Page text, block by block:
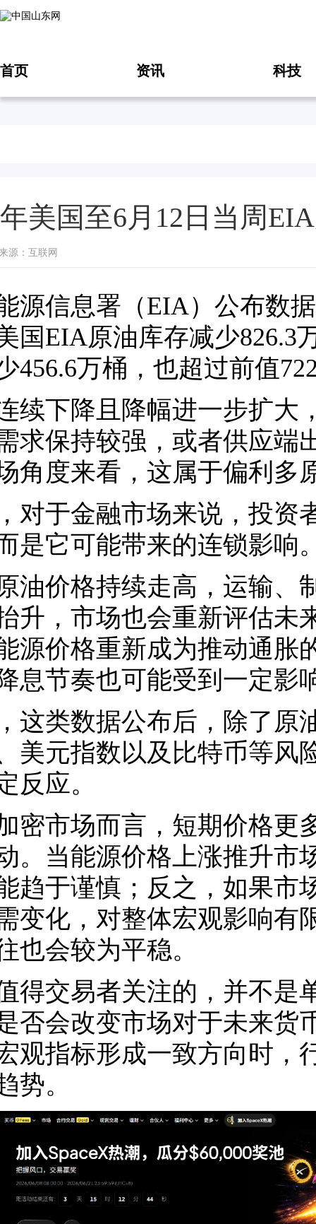
首页 资讯 科技
美国至6月12日当周
源：互联网
源信息署（EIA）公布数
国EIA原油库存减少826.3
456.6万桶，也超过前值
续下降且降幅进一步扩大
求保持较强，或者供应端
角度来看，这属于偏利多
对于金融市场来说，投资
是它可能带来的连锁影响
油价格持续走高，运输、
升，市场也会重新评估未
源价格重新成为推动通胀
息节奏也可能受到一定影
这类数据公布后，除了原
美元指数以及比特币等风
反应。
密市场而言，短期价格更
。当能源价格上涨推升市
趋于谨慎；反之，如果市
变化，对整体宏观影响有
也会较为平稳。
得交易者关注的，并不是
否会改变市场对于未来货
观指标形成一致方向时，
势。